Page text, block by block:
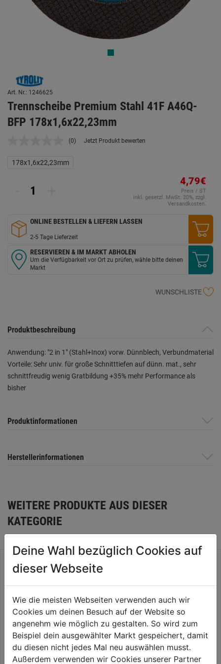
Art. Nr.: 1246625
Trennscheibe Premium Stahl 41F A46Q-
BFP 178x1,6x22,23mm
Kein
Link
auf
(0) Jetzt Produkt bewerten
178x1,6x22,23mm
4,79€
Preis / ST
inkl. gesetzl. MwSt. 20%, zzgl.
Versandkosten.
ONLINE BESTELLEN & LIEFERN LASSEN
2-5 Tage Lieferzeit
RESERVIEREN & IM MARKT ABHOLEN
Um die Verfügbarkeit vor Ort zu prüfen, wähle bitte deinen
Markt
WUNSCHLISTE
Produktbeschreibung
Anwendung: "2 in 1" (Stahl+Inox) vorw. Dünnblech, Verbundmaterial
Vorteile: Sehr univ. für große Schnitttiefen auf dünn. mat., sehr
schnittfreudig wenig Gratbildung +35% mehr Performance als
bisher
Produktinformationen
Herstellerinformationen
WEITERE PRODUKTE AUS DIESER
KATEGORIE
Deine Wahl bezüglich Cookies auf
dieser Webseite
Wie die meisten Webseiten verwenden auch wir
Cookies um deinen Besuch auf der Website so
angenehm wie möglich zu gestalten. So wird zum
Beispiel dein ausgewählter Markt gespeichert, damit
du diesen nicht jedes Mal neu auswählen musst.
Außerdem verwenden wir Cookies unserer Partner